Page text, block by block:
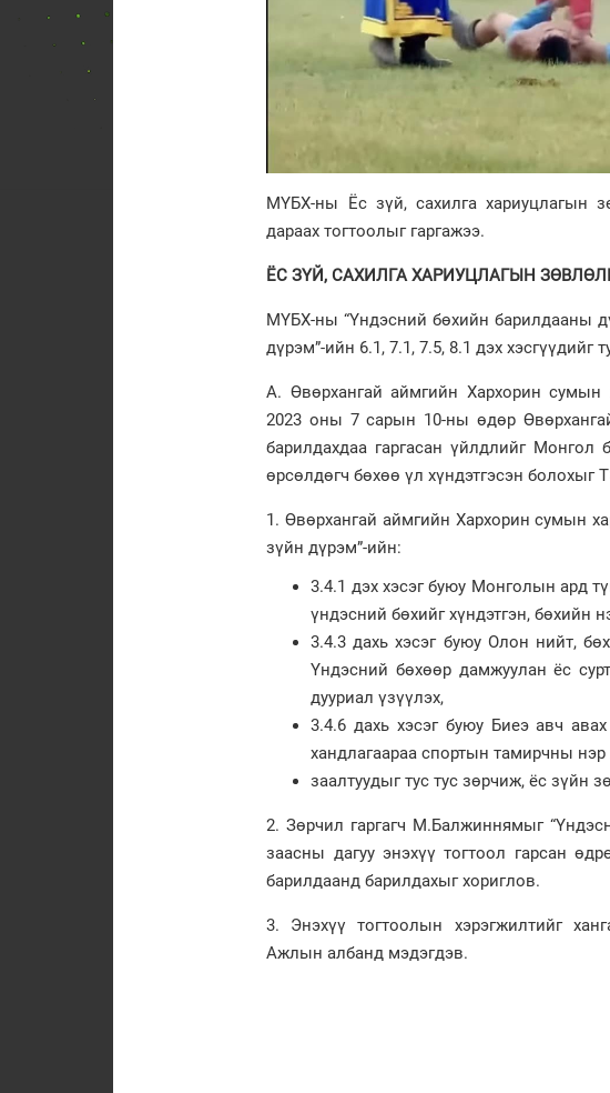
МҮБХ-ны Ёс зүй, сахилга хариуцлагын
дараах тогтоолыг гаргажээ.
ЁС ЗҮЙ, САХИЛГА ХАРИУЦЛАГЫН
МҮБХ-ны “Үндэсний бөхийн барилдааны
дүрэм”-ийн 6.1, 7.1, 7.5, 8.1 дэх хэсгүүдийг
А. Өвөрхангай аймгийн Хархорин
2023 оны 7 сарын 10-ны өдөр
барилдахдаа гаргасан үйлдлийг
өрсөлдөгч бөхөө үл хүндэтгэсэн
1. Өвөрхангай аймгийн Хархорин сумын
зүйн дүрэм”-ийн:
3.4.1 дэх хэсэг буюу Монголын ард
үндэсний бөхийг хүндэтгэн, бөхийн
3.4.3 дахь хэсэг буюу Олон нийт,
Үндэсний бөхөөр дамжуулан ёс
дууриал үзүүлэх,
3.4.6 дахь хэсэг буюу Биеэ авч
хандлагаараа спортын тамирчны нэр
заалтуудыг тус тус зөрчиж, ёс зүйн
2. Зөрчил гаргагч М.Балжиннямыг
заасны дагуу энэхүү тогтоол гарсан
барилдаанд барилдахыг хориглов.
3. Энэхүү тогтоолын хэрэгжилтийг
Ажлын албанд мэдэгдэв.